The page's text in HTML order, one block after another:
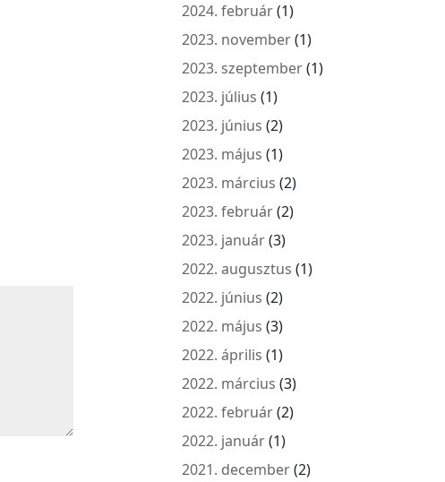
2024. február(1)
2023. november(1)
2023. szeptember(1)
2023. július (1)
2023. június (2)
2023. május (1)
2023. március (2)
2023. február(2)
2023. január(3)
2022. augusztus (1)
2022. június (2)
2022. május (3)
2022. április (1)
2022. március (3)
2022. február(2)
2022. január(1)
2021. december(2)